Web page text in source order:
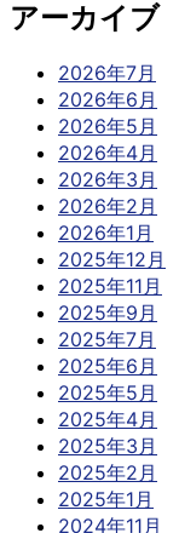
アーカイブ
2026年7月
2026年6月
2026年5月
2026年4月
2026年3月
2026年2月
2026年1月
2025年12月
2025年11月
2025年9月
2025年7月
2025年6月
2025年5月
2025年4月
2025年3月
2025年2月
2025年1月
2024年11月